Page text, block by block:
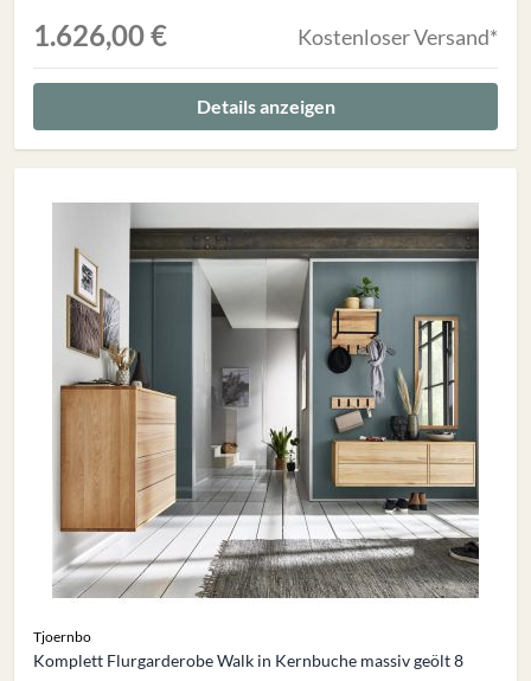
1.626,00 € Kostenloser Versand*
Details anzeigen
Tjoernbo
Komplett Flurgarderobe Walk in Kernbuche massiv geölt 8